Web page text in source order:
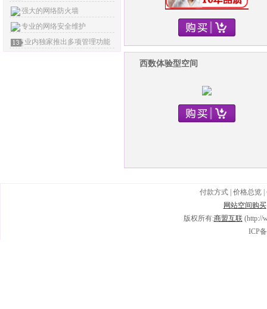
强大的网络防火墙
专业的网络安全维护
业内独家推出多项管理功能
西数体验型空间
付款方式 价格总览
网站空间购买
版权所有:商盟互联(http://
ICP